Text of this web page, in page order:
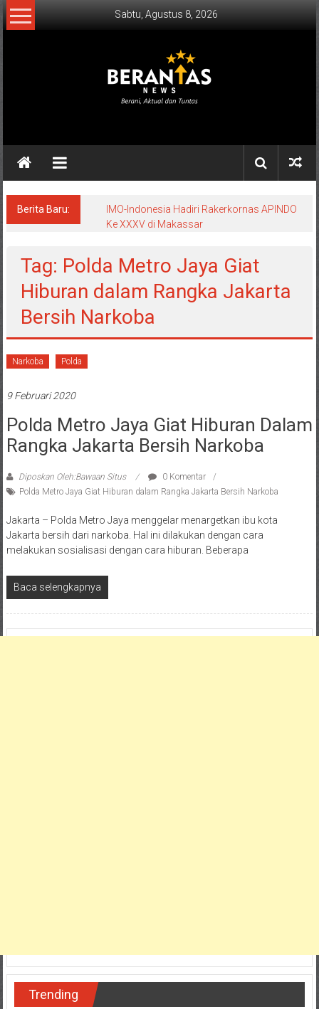
Lompat
ke
Sabtu, Agustus 8, 2026
NEWS
Aktual
Tuntas.
Berita Baru:
IMO-Indonesia Hadiri Rakerkornas APINDO
Ke XXXV di Makassar
Tag: Polda Metro Jaya Giat
Hiburan dalam Rangka Jakarta
Bersih Narkoba
Narkoba Polda
9 Februari 2020
Polda Metro Jaya Giat Hiburan Dalam
Rangka Jakarta Bersih Narkoba
Diposkan Oleh:Bawaan Situs
0 Komentar
Polda Metro Jaya Giat Hiburan dalam Rangka Jakarta Bersih Narkoba
Jakarta – Polda Metro Jaya menggelar menargetkan ibu kota
Jakarta bersih dari narkoba. Hal ini dilakukan dengan cara
melakukan sosialisasi dengan cara hiburan. Beberapa
Baca selengkapnya
Trending